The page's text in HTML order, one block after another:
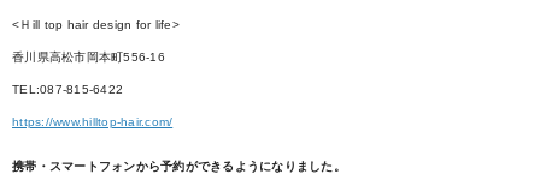
<Ｈill top hair design for life>
香川県高松市岡本町556-16
TEL:087-815-6422
https://www.hilltop-hair.com/
携帯・スマートフォンから予約ができるようになりました。